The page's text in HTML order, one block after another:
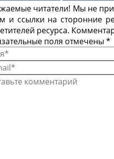
читатели! Мы не
и ссылки на сторонние
ресурса.
поля отмечены *